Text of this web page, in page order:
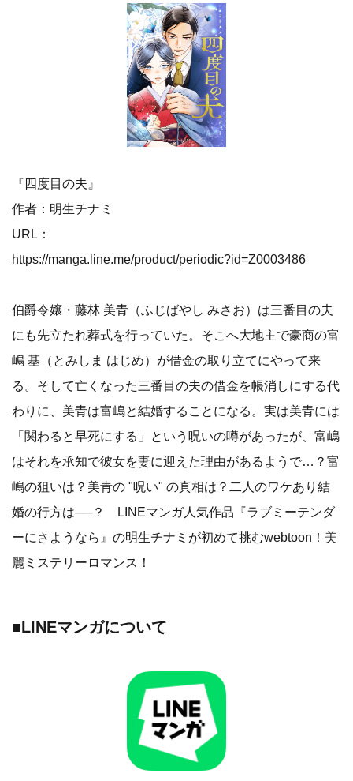
『四度目の夫』
作者：明生チナミ
URL：
https://manga.line.me/product/periodic?id=Z0003486
伯爵令嬢・藤林 美青（ふじばやし みさお）は三番目の夫
にも先立たれ葬式を行っていた。そこへ大地主で豪商の富
嶋 基（とみしま はじめ）が借金の取り立てにやって来
る。そして亡くなった三番目の夫の借金を帳消しにする代
わりに、美青は富嶋と結婚することになる。実は美青には
「関わると早死にする」という呪いの噂があったが、富嶋
はそれを承知で彼女を妻に迎えた理由があるようで…？富
嶋の狙いは？美青の "呪い" の真相は？二人のワケあり結
婚の行方は──？ LINEマンガ人気作品『ラブミーテンダ
ーにさようなら』の明生チナミが初めて挑むwebtoon！美
麗ミステリーロマンス！
■LINEマンガについて